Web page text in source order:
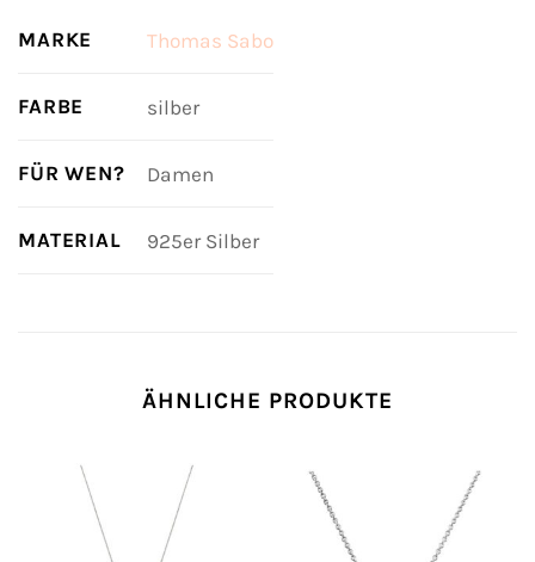
MARKE Thomas Sabo
FARBE silber
FÜR WEN? Damen
MATERIAL 925er Silber
ÄHNLICHE PRODUKTE